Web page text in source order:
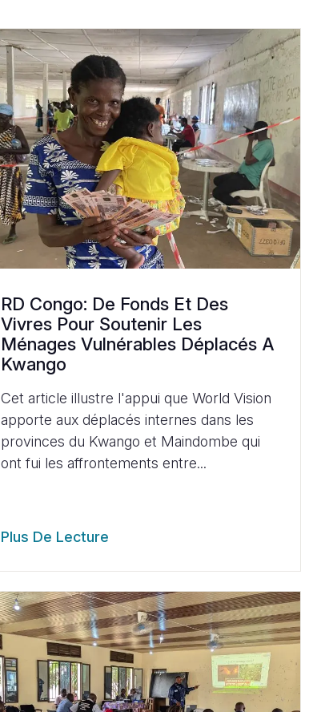
RD Congo: De Fonds Et Des
Vivres Pour Soutenir Les
Ménages Vulnérables Déplacés A
Kwango
Cet article illustre l'appui que World Vision
apporte aux déplacés internes dans les
provinces du Kwango et Maindombe qui
ont fui les affrontements entre...
Plus De Lecture